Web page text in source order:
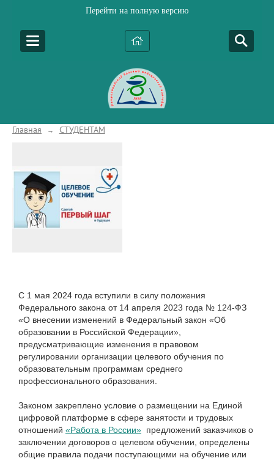
Перейти на полную версию
Главная → СТУДЕНТАМ
С 1 мая 2024 года вступили в силу положения
Федерального закона от 14 апреля 2023 года № 124-ФЗ
«О внесении изменений в Федеральный закон «Об
образовании в Российской Федерации»,
предусматривающие изменения в правовом
регулировании организации целевого обучения по
образовательным программам среднего
профессионального образования.
Законом закреплено условие о размещении на Единой
цифровой платформе в сфере занятости и трудовых
отношений «Работа в России» предложений заказчиков о
заключении договоров о целевом обучении, определены
общие правила подачи поступающими на обучение или